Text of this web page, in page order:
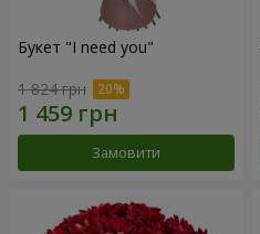
Букет "I need you"
1 824 грн
Замовити